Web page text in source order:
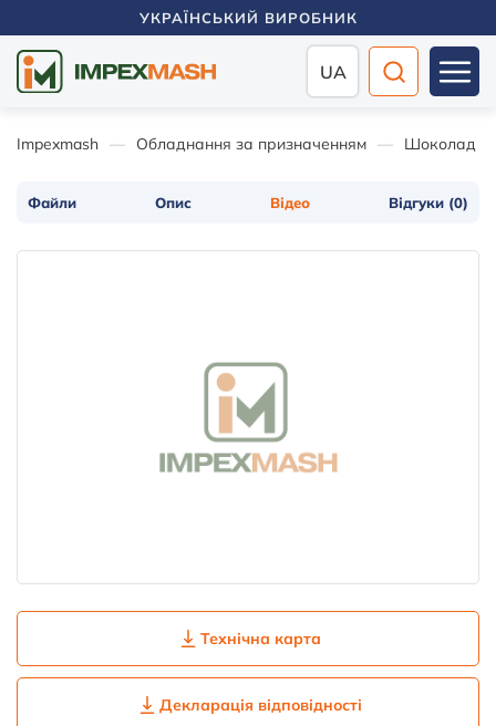
УКРАЇНСЬКИЙ ВИРОБНИК
UA
Impexmash Обладнання за призначенням Шоколад /
Файли Опис Відео Відгуки (0)
Технічна карта
Декларація відповідності